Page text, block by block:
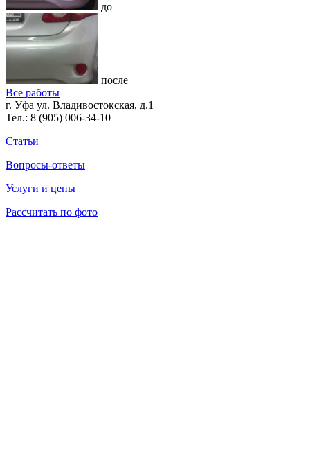
до
после
Все работы
г. Уфа ул. Владивостокская, д.1
Тел.: 8 (905) 006-34-10
Статьи
Вопросы-ответы
Услуги и цены
Рассчитать по фото